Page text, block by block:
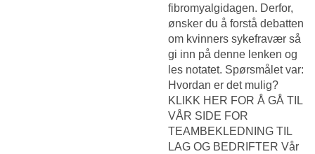
fibromyalgidagen. Derfor,
ønsker du å forstå debatten
om kvinners sykefravær så
gi inn på denne lenken og
les notatet. Spørsmålet var:
Hvordan er det mulig?
KLIKK HER FOR Å GÅ TIL
VÅR SIDE FOR
TEAMBEKLEDNING TIL
LAG OG BEDRIFTER Vår